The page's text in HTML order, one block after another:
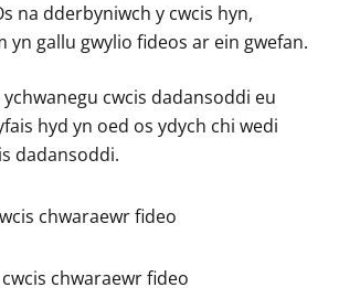
na dderbyniwch y cwcis hyn,
yn gallu gwylio fideos ar ein gwefan.
ychwanegu cwcis dadansoddi eu
hyd yn oed os ydych chi wedi
dadansoddi.
chwaraewr fideo
chwaraewr fideo